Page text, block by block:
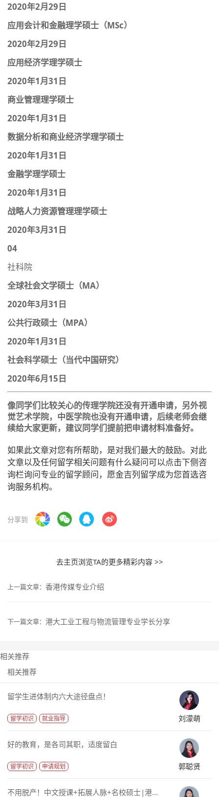
2020年2月29日
应用会计和金融理学硕士（MSc）
2020年2月29日
应用经济学理学硕士
2020年1月31日
商业管理理学硕士
2020年1月31日
数据分析和商业经济学理学硕士
2020年1月31日
金融学理学硕士
2020年1月31日
战略人力资源管理理学硕士
2020年3月31日
04
社科院
全球社会文学硕士（MA）
2020年3月31日
公共行政硕士（MPA）
2020年1月31日
社会科学硕士（当代中国研究）
2020年6月15日
像同学们比较关心的传理学院还没有开通申请，另外视
觉艺术学院，中医学院也没有开通申请，后续老师会继
续给大家更新，建议同学们提前把申请材料准备好。
如果此文章对您有所帮助，是对我们最大的鼓励。对此
文章以及任何留学相关问题有什么疑问可以点击下侧咨
询栏询问专业的留学顾问，愿金吉列留学成为您首选咨
询服务机构。
分享到
去主页浏览TA的更多精彩内容 >>
上一篇文章： 香港传媒专业介绍
下一篇文章： 港大工业工程与物流管理专业学长分享
相关推荐
相关推荐
留学生进体制内六大途径盘点！
留学初识 就业指导 刘濛萌
好的教育，是各司其职，适度留白
留学初识 申请规划 郭聪贤
不用脱产！中文授课+拓展人脉+名校硕士|港...